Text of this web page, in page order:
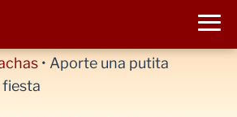
• Aporte una putita